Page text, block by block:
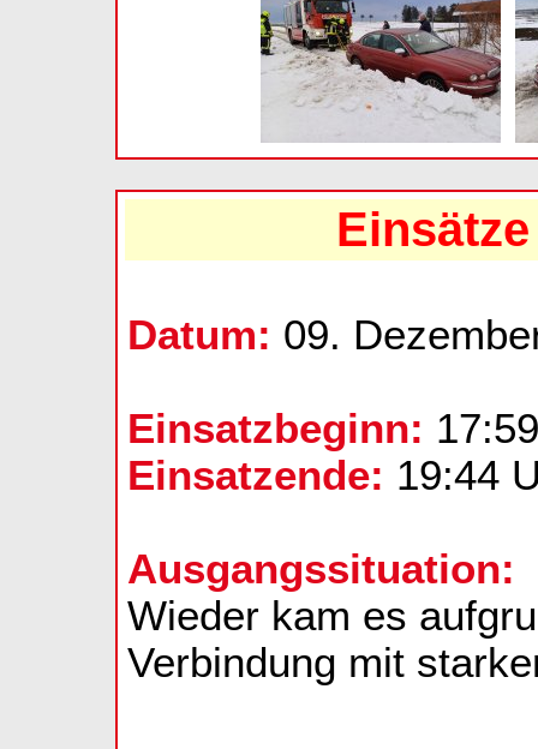
Datum: 09.
Einsatzbeginn:
Einsatzende: 19:44
Ausgangssituation:
Wieder kam es
Verbindung mit